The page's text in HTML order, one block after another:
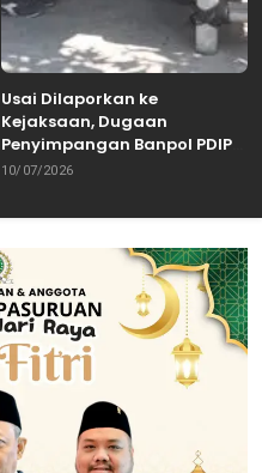
Usai Dilaporkan ke
Kejaksaan, Dugaan
Penyimpangan Banpol PDIP
Pasuruan Dinyatakan
Cabut Laporan”
10/07/2026